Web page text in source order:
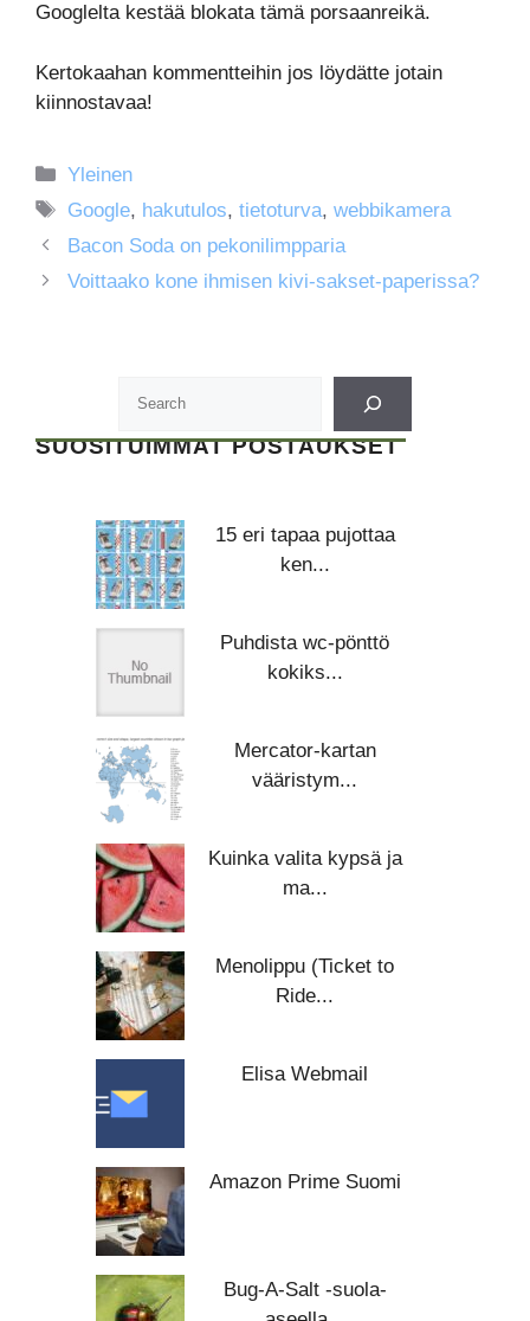
Googlelta kestää blokata tämä porsaanreikä.
Kertokaahan kommentteihin jos löydätte jotain
kiinnostavaa!
Kategoriat
Yleinen
Avainsanat
Google, hakutulos,tietoturva,webbikamera
Bacon Soda on pekonilimpparia
Voittaako kone ihmisen kivi-sakset-paperissa?
SUOSITUIMMAT POSTAUKSET
15 eri tapaa pujottaa
ken...
Puhdista wc-pönttö
kokiks...
Mercator-kartan
vääristym...
Kuinka valita kypsä ja
ma...
Menolippu (Ticket to
Ride...
Elisa Webmail
Amazon Prime Suomi
Bug-A-Salt -suola-